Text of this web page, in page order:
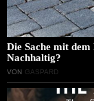
Die Sache mit
Nachhaltig?
VON GASPARD